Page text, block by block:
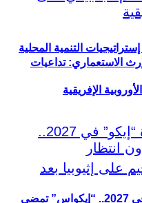
التنمية المحلية
الاستعماري: تداعيات
الإفريقية
إطلاق العملة الموحدة “إيكو” في 2027.. “إيكواس” تمضي